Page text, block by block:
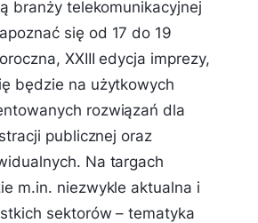
branży telekomunikacyjnej
się od 17 do 19
XXIII edycja imprezy,
będzie na użytkowych
rozwiązań dla
publicznej oraz
Na targach
m.in. niezwykle aktualna i
sektorów – tematyka